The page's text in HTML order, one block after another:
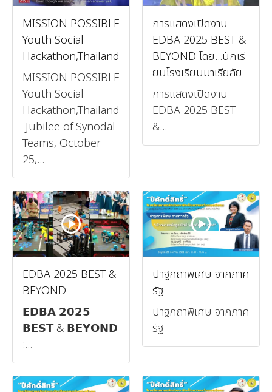
MISSION POSSIBLE
Youth Social
Hackathon,Thailand
MISSION POSSIBLE
Youth Social
Hackathon,Thailand
Jubilee of Synodal
Teams, October
25,...
การแสดงเปิดงาน
EDBA 2025 BEST &
BEYOND โดย...นักเรี
ยนโรงเรียนมาเรียลัย
การแสดงเปิดงาน
EDBA 2025 BEST
&...
EDBA 2025 BEST &
BEYOND
𝗘𝗗𝗕𝗔 𝟮𝟬𝟮𝟱
𝗕𝗘𝗦𝗧 & 𝗕𝗘𝗬𝗢𝗡𝗗
:...
ปาฐกถาพิเศษ จากภาค
รัฐ
ปาฐกถาพิเศษ จากภาค
รัฐ